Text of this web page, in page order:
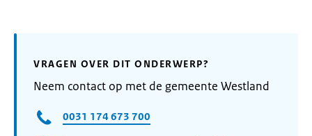
VRAGEN OVER DIT ONDERWERP?
Neem contact op met de gemeente Westland
0031 174 673 700